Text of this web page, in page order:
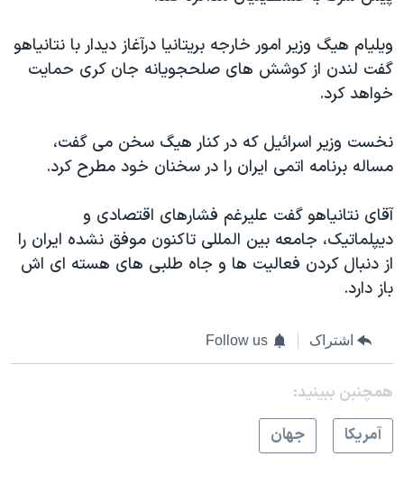
ویلیام هیگ وزیر امور خارجه بریتانیا درآغاز دیدار با نتانیاهو
گفت لندن از کوشش های صلحجویانه جان کری حمایت
خواهد کرد.
نخست وزیر اسرائیل که در کنار هیگ سخن می گفت،
مساله برنامه اتمی ایران را در سخنان خود مطرح کرد.
آقای نتانیاهو گفت علیرغم فشارهای اقتصادی و
دیپلماتیک، جامعه بین المللی تاکنون موفق نشده ایران را
از دنبال کردن فعالیت ها و جاه طلبی های هسته ای اش
باز دارد.
اشتراک Follow us
همچنبن ببینید:
آمريکا
جهان